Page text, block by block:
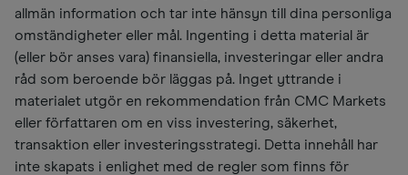
allmän information och tar inte hänsyn till dina personliga
omständigheter eller mål. Ingenting i detta material är
(eller bör anses vara) finansiella, investeringar eller andra
råd som beroende bör läggas på. Inget yttrande i
materialet utgör en rekommendation från CMC Markets
eller författaren om en viss investering, säkerhet,
transaktion eller investeringsstrategi. Detta innehåll har
inte skapats i enlighet med de regler som finns för